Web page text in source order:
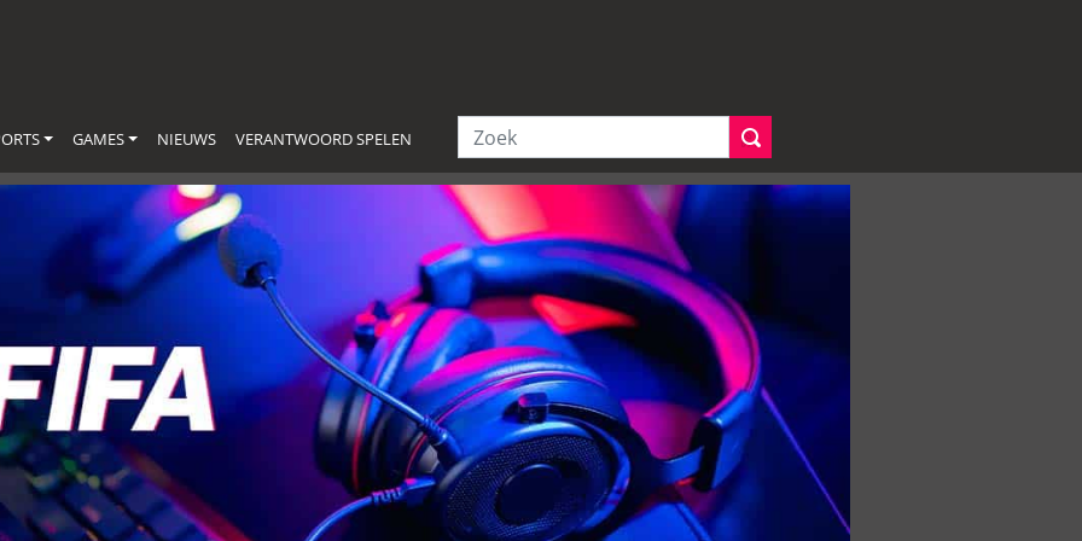
GAMES NIEUWS VERANTWOORD SPELEN